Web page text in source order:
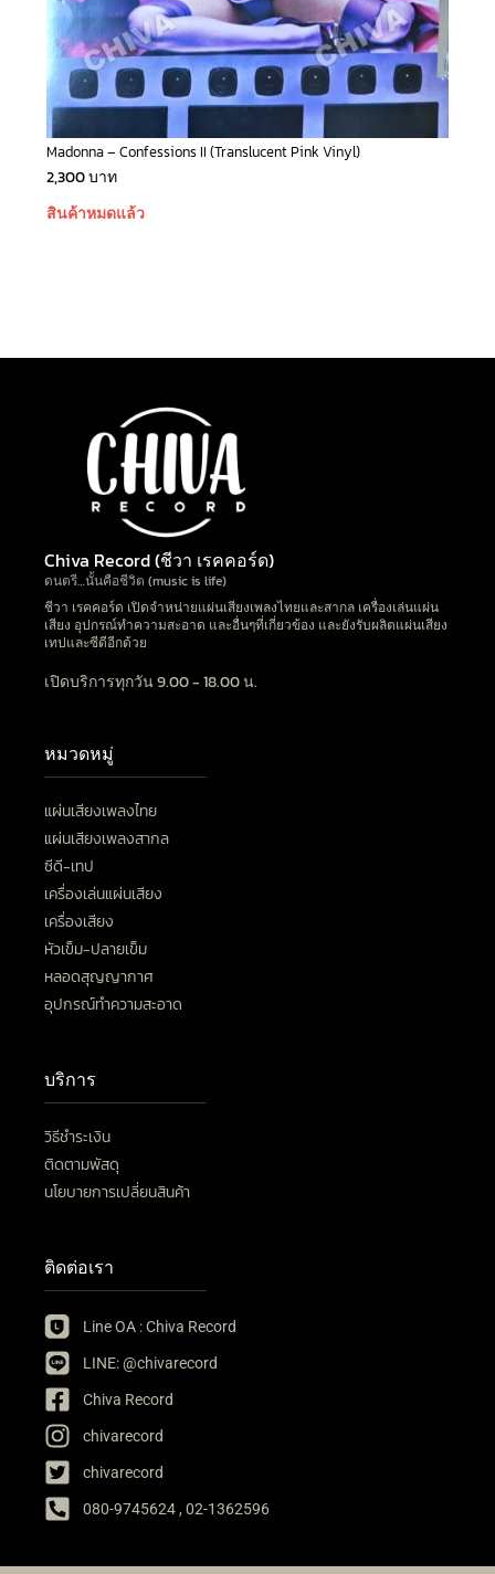
Madonna – Confessions II (Translucent Pink Vinyl)
2,300บาท
สินค้าหมดแล้ว
Chiva Record (ชีวา เรคคอร์ด)
ดนตรี…นั้นคือชีวิต (music is life)
ชีวา เรคคอร์ด เปิดจำหน่ายแผ่นเสียงเพลงไทยและสากล เครื่องเล่นแผ่น
เสียง อุปกรณ์ทำความสะอาด และอื่นๆที่เกี่ยวข้อง และยังรับผลิตแผ่นเสียง
เทปและซีดีอีกด้วย
เปิดบริการทุกวัน 9.00 - 18.00 น.
หมวดหมู่
แผ่นเสียงเพลงไทย
แผ่นเสียงเพลงสากล
ซีดี-เทป
เครื่องเล่นแผ่นเสียง
เครื่องเสียง
หัวเข็ม-ปลายเข็ม
หลอดสุญญากาศ
อุปกรณ์ทำความสะอาด
บริการ
วิธีชำระเงิน
ติดตามพัสดุ
นโยบายการเปลี่ยนสินค้า
ติดต่อเรา
Line OA : Chiva Record
LINE: @chivarecord
Chiva Record
chivarecord
chivarecord
080-9745624 , 02-1362596